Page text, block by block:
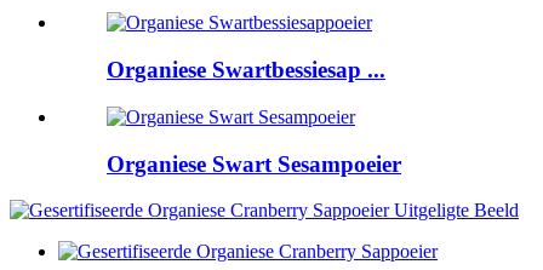
Organiese Swartbessiesap ...
Organiese Swart Sesampoeier